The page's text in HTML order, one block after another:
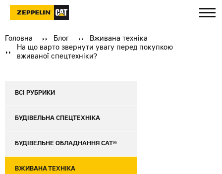
Головна Блог
Вживана техніка
На що варто звернути увагу перед покупкою
вживаної спецтехніки?
ВСІ РУБРИКИ
БУДІВЕЛЬНА СПЕЦТЕХНІКА
БУДІВЕЛЬНЕ ОБЛАДНАННЯ CAT®
ВЖИВАНА ТЕХНІКА